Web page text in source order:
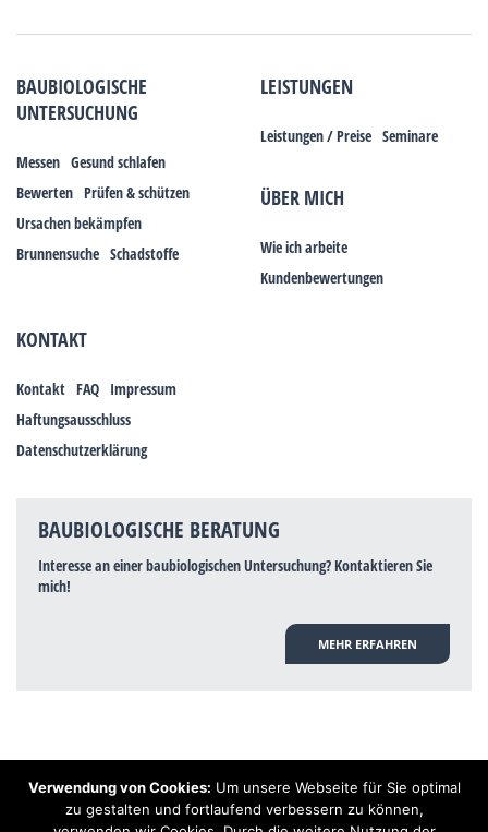
BAUBIOLOGISCHE
UNTERSUCHUNG
Messen Gesund schlafen
Bewerten Prüfen & schützen
Ursachen bekämpfen
Brunnensuche Schadstoffe
LEISTUNGEN
Leistungen / Preise Seminare
ÜBER MICH
Wie ich arbeite
Kundenbewertungen
KONTAKT
Kontakt FAQ Impressum
Haftungsausschluss
Datenschutzerklärung
BAUBIOLOGISCHE BERATUNG
Interesse an einer baubiologischen Untersuchung? Kontaktieren Sie
mich!
MEHR ERFAHREN
Hinweis: Trotz zahlreicher Studien, die einen Zusammenhang zwischen
Elektrosmog und gesundheitlichen Problemen aufzeigen, ist es von der
Verwendung von Cookies: Um unsere Webseite für Sie optimal
zu gestalten und fortlaufend verbessern zu können,